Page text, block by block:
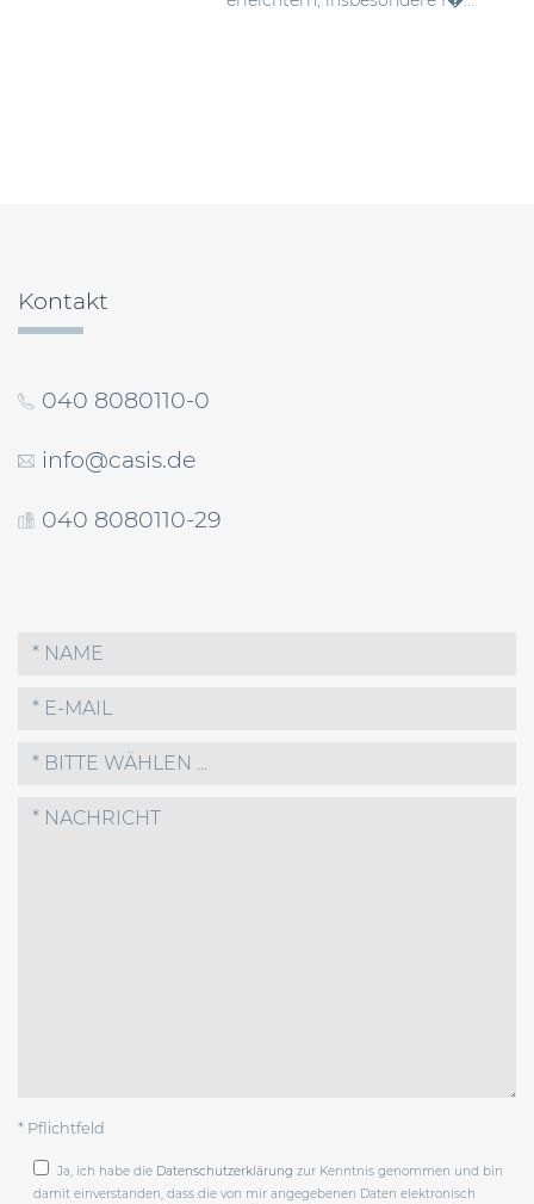
Kontakt
040 8080110-0
info@casis.de
040 8080110-29
* BITTE WÄHLEN ...
* Pflichtfeld
Ja, ich habe die Datenschutzerklärung zur Kenntnis genommen und bin
damit einverstanden, dass die von mir angegebenen Daten elektronisch